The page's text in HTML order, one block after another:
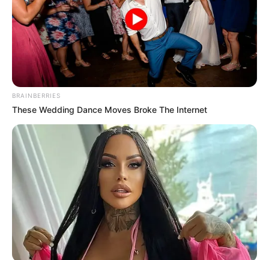
BRAINBERRIES
These Wedding Dance Moves Broke The Internet